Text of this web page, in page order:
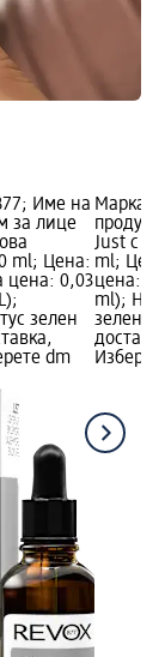
Име на
за лице
ml; Цена:
цена: 0,03
зелен
dm
Марка:
Just с
ml;
цена:
ml);
зелен